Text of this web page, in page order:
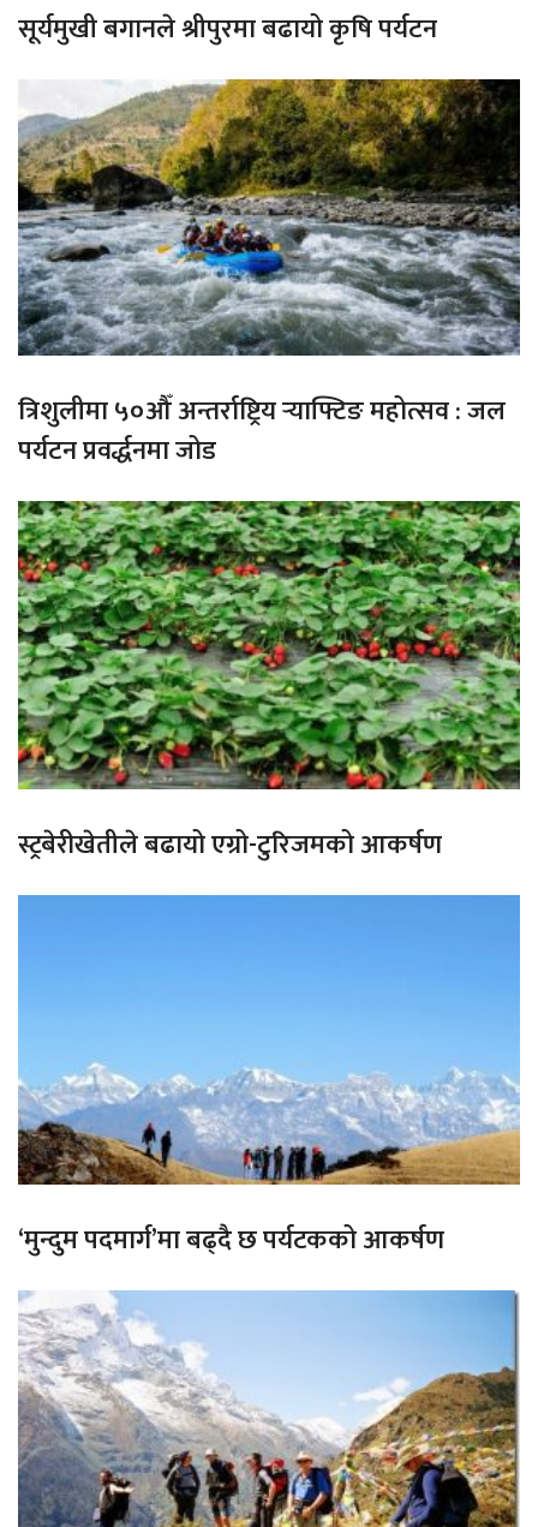
सूर्यमुखी बगानले श्रीपुरमा बढायो कृषि पर्यटन
त्रिशुलीमा ५०औँ अन्तर्राष्ट्रिय र्‍याफ्टिङ महोत्सव : जल
पर्यटन प्रवर्द्धनमा जोड
स्ट्रबेरीखेतीले बढायो एग्रो-टुरिजमको आकर्षण
‘मुन्दुम पदमार्ग’मा बढ्दै छ पर्यटकको आकर्षण